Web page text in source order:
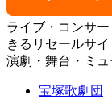
ライブ・コンサ
きるリセールサイ
演劇・舞台・ミ
宝塚歌劇団